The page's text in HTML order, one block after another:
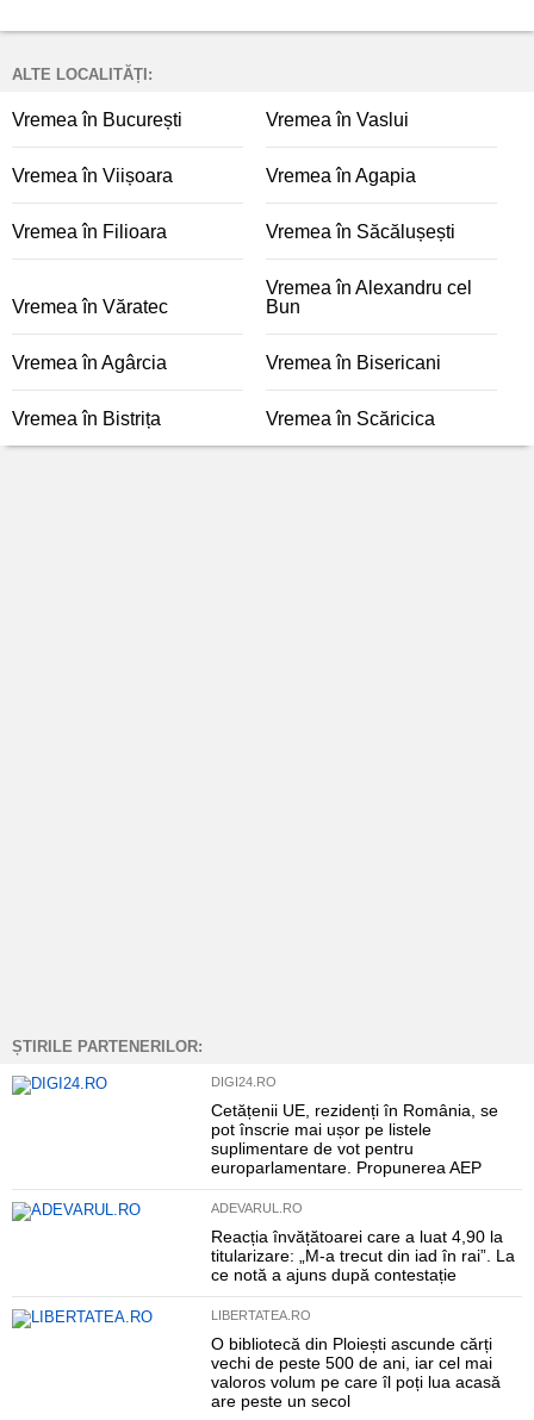
ALTE LOCALITĂȚI:
Vremea în București Vremea în Vaslui
Vremea în Viișoara Vremea în Agapia
Vremea în Filioara Vremea în Săcălușești
Vremea în Văratec
Vremea în Alexandru cel
Bun
Vremea în Agârcia Vremea în Bisericani
Vremea în Bistrița Vremea în Scăricica
ȘTIRILE PARTENERILOR:
DIGI24.RO
Cetățenii UE, rezidenți în România, se
pot înscrie mai ușor pe listele
suplimentare de vot pentru
europarlamentare. Propunerea AEP
ADEVARUL.RO
Reacția învățătoarei care a luat 4,90 la
titularizare: „M-a trecut din iad în rai”. La
ce notă a ajuns după contestație
LIBERTATEA.RO
O bibliotecă din Ploiești ascunde cărți
vechi de peste 500 de ani, iar cel mai
valoros volum pe care îl poți lua acasă
are peste un secol